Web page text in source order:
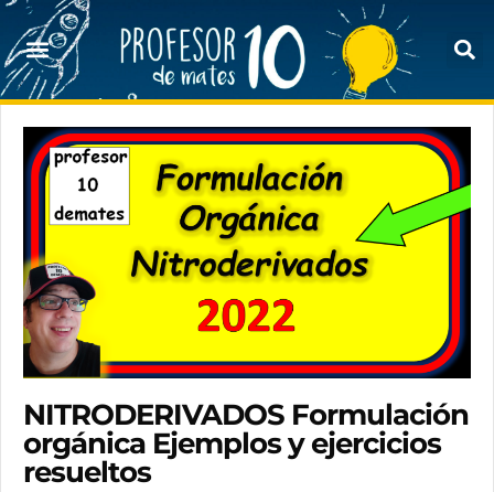
NITRODERIVADOS Formulación
orgánica Ejemplos y ejercicios
resueltos